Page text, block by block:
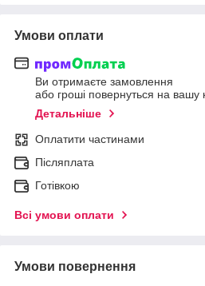
Умови оплати
Ви отримаєте замовлення
або гроші повернуться на вашу
Детальніше
Оплатити частинами
Післяплата
Готівкою
Всі умови оплати
Умови повернення